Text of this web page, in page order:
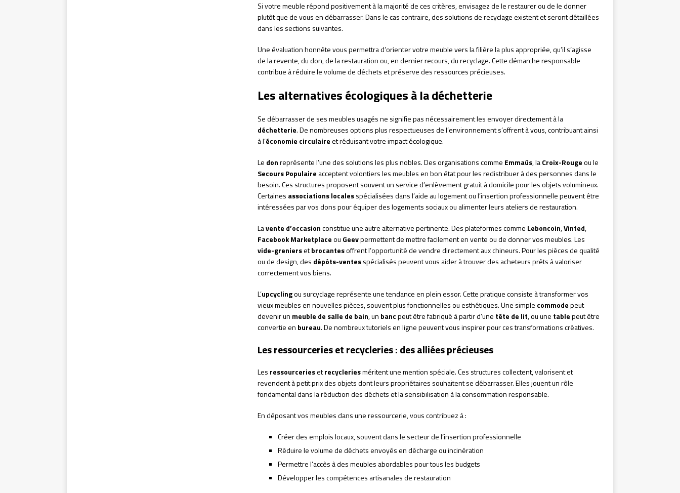
Si votre meuble répond positivement à la majorité de ces critères, envisagez de le restaurer ou de le donner
plutôt que de vous en débarrasser. Dans le cas contraire, des solutions de recyclage existent et seront détaillées
dans les sections suivantes.
Une évaluation honnête vous permettra d’orienter votre meuble vers la filière la plus appropriée, qu’il s’agisse
de la revente, du don, de la restauration ou, en dernier recours, du recyclage. Cette démarche responsable
contribue à réduire le volume de déchets et préserve des ressources précieuses.
Les alternatives écologiques à la déchetterie
Se débarrasser de ses meubles usagés ne signifie pas nécessairement les envoyer directement à la
déchetterie. De nombreuses options plus respectueuses de l’environnement s’offrent à vous, contribuant ainsi
à l’économie circulaireet réduisant votre impact écologique.
Le donreprésente l’une des solutions les plus nobles. Des organisations comme Emmaüs, laCroix-Rougeou le
Secours Populaire acceptent volontiers les meubles en bon état pour les redistribuer à des personnes dans le
besoin. Ces structures proposent souvent un service d’enlèvement gratuit à domicile pour les objets volumineux.
Certaines associations localesspécialisées dans l’aide au logement ou l’insertion professionnelle peuvent être
intéressées par vos dons pour équiper des logements sociaux ou alimenter leurs ateliers de restauration.
Lavente d’occasionconstitue une autre alternative pertinente. Des plateformes comme Leboncoin,Vinted,
Facebook Marketplaceou Geevpermettent de mettre facilement en vente ou de donner vos meubles. Les
vide-greniersetbrocantesoffrent l’opportunité de vendre directement aux chineurs. Pour les pièces de qualité
ou de design, des dépôts-ventesspécialisés peuvent vous aider à trouver des acheteurs prêts à valoriser
correctement vos biens.
L’upcyclingou surcyclage représente une tendance en plein essor. Cette pratique consiste à transformer vos
vieux meubles en nouvelles pièces, souvent plus fonctionnelles ou esthétiques. Une simple commodepeut
devenir un meuble de salle de bain, un bancpeut être fabriqué à partir d’une tête de lit, ou une tablepeut être
convertie en bureau. De nombreux tutoriels en ligne peuvent vous inspirer pour ces transformations créatives.
Les ressourceries et recycleries : des alliées précieuses
Les ressourceriesetrecycleriesméritent une mention spéciale. Ces structures collectent, valorisent et
revendent à petit prix des objets dont leurs propriétaires souhaitent se débarrasser. Elles jouent un rôle
fondamental dans la réduction des déchets et la sensibilisation à la consommation responsable.
En déposant vos meubles dans une ressourcerie, vous contribuez à :
Créer des emplois locaux, souvent dans le secteur de l’insertion professionnelle
Réduire le volume de déchets envoyés en décharge ou incinération
Permettre l’accès à des meubles abordables pour tous les budgets
Développer les compétences artisanales de restauration